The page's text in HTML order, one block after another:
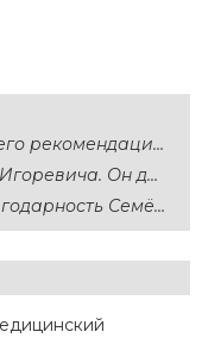
Вадим Игоревич помог мне...
пока муж проходит...
Жукоцкой Маргарите...